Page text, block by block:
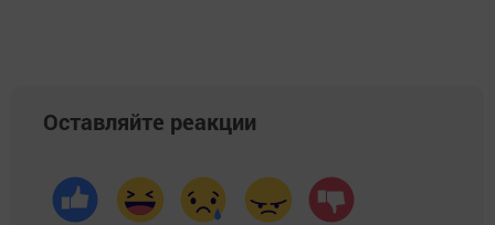
Оставляйте реакции